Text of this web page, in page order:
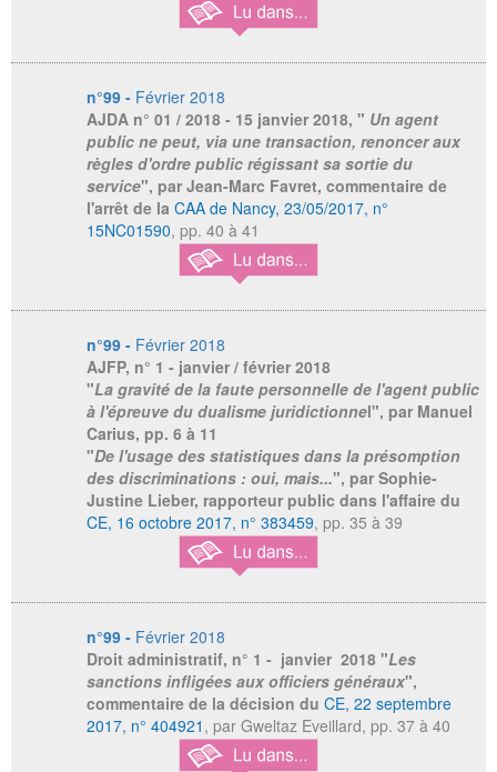
n°99 - Février 2018
AJDAn° 01 / 2018 - 15 janvier 2018, " Un agent
public ne peut, via une transaction, renoncer aux
règles d'ordre public régissant sa sortie du
service", par Jean-Marc Favret, commentaire de
l'arrêt de la CAA de Nancy, 23/05/2017, n°
15NC01590, pp. 40 à 41
n°99 - Février 2018
AJFP, n° 1 - janvier / février 2018
"La gravité de la faute personnelle de l'agent public
à l'épreuve du dualisme juridictionnel", par Manuel
Carius, pp. 6 à 11
"De l'usage des statistiques dans la présomption
des discriminations : oui, mais...", par Sophie-
Justine Lieber, rapporteur public dans l'affaire du
CE, 16 octobre 2017, n° 383459, pp. 35 à 39
n°99 - Février 2018
Droit administratif, n° 1 - janvier 2018 "Les
sanctions infligées aux officiers généraux",
commentaire de la décision du CE, 22 septembre
2017, n° 404921 , par Gweltaz Eveillard, pp. 37 à 40